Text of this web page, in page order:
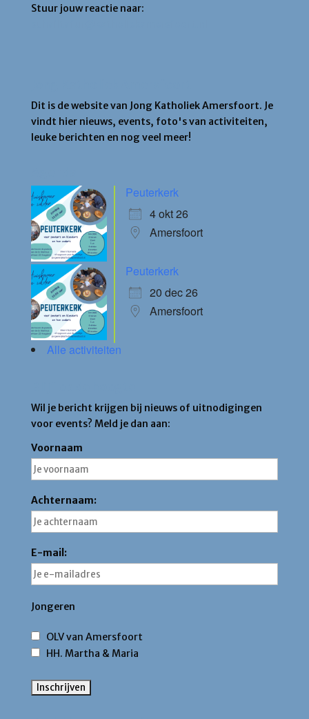
Stuur jouw reactie naar:
Dit is de website van Jong Katholiek Amersfoort. Je
vindt hier nieuws, events, foto's van activiteiten,
leuke berichten en nog veel meer!
Peuterkerk
4 okt 26
Amersfoort
Peuterkerk
20 dec 26
Amersfoort
Alle activiteiten
Wil je bericht krijgen bij nieuws of uitnodigingen
voor events? Meld je dan aan:
Voornaam
Achternaam:
E-mail:
Jongeren
OLV van Amersfoort
HH. Martha & Maria